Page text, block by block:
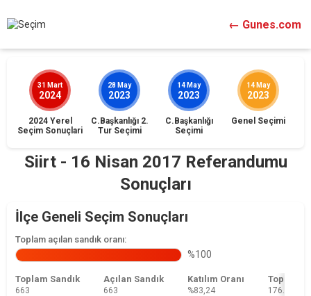
← Gunes.com
31 Mart
2024
2024 Yerel
Seçim Sonuçlari
28 May
2023
C.Başkanlığı 2.
Tur Seçimi
14 May
2023
C.Başkanlığı
Seçimi
14 May
2023
Genel Seçimi
Siirt - 16 Nisan 2017 Referandumu
Sonuçları
İlçe Geneli Seçim Sonuçları
Toplam açılan sandık oranı:
%100
Toplam Sandık
663
Açılan Sandık
663
Katılım Oranı
%83,24
Toplam
176.845